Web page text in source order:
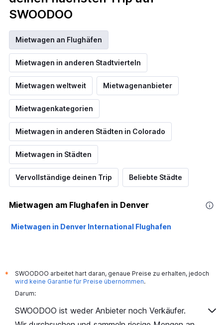
SWOODOO
Mietwagen an Flughäfen
Mietwagen in anderen Stadtvierteln
Mietwagen weltweit Mietwagenanbieter
Mietwagenkategorien
Mietwagen in anderen Städten in Colorado
Mietwagen in Städten
Vervollständige deinen Trip Beliebte Städte
Mietwagen am Flughafen in Denver
Mietwagen in Denver International Flughafen
*
SWOODOO arbeitet hart daran, genaue Preise zu erhalten, jedoch
wird keine Garantie für Preise übernommen.
Darum:
SWOODOO ist weder Anbieter noch Verkäufer.